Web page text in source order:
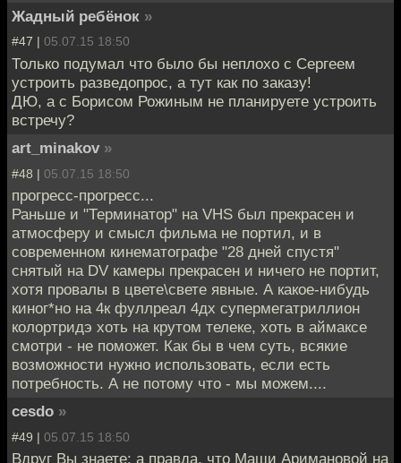
Жадный ребёнок »
#47 | 05.07.15 18:50
Только подумал что было бы неплохо с Сергеем
устроить разведопрос, а тут как по заказу!
ДЮ, а с Борисом Рожиным не планируете устроить
встречу?
art_minakov »
#48 | 05.07.15 18:50
прогресс-прогресс...
Раньше и "Терминатор" на VHS был прекрасен и
атмосферу и смысл фильма не портил, и в
современном кинематографе "28 дней спустя"
снятый на DV камеры прекрасен и ничего не портит,
хотя провалы в цвете\свете явные. А какое-нибудь
киног*но на 4к фуллреал 4дх супермегатриллион
колортридэ хоть на крутом телеке, хоть в аймаксе
смотри - не поможет. Как бы в чем суть, всякие
возможности нужно использовать, если есть
потребность. А не потому что - мы можем....
cesdo »
#49 | 05.07.15 18:50
Вдруг Вы знаете: а правда, что Маши Аримановой на